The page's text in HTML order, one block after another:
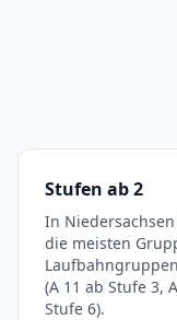
Stufen ab 2
In
die meisten
(A 11 ab Stufe 3,
Stufe 6).